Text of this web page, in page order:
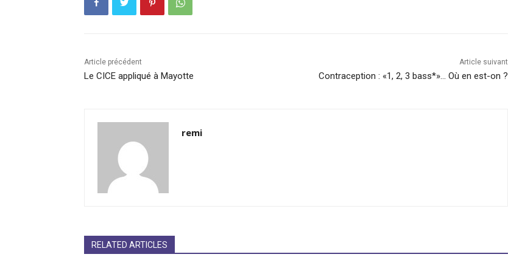
Article précédent
Le CICE appliqué à Mayotte
Article suivant
Contraception : «1, 2, 3 bass*»… Où en est-on ?
remi
RELATED ARTICLES